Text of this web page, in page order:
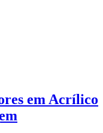
em Acrílico